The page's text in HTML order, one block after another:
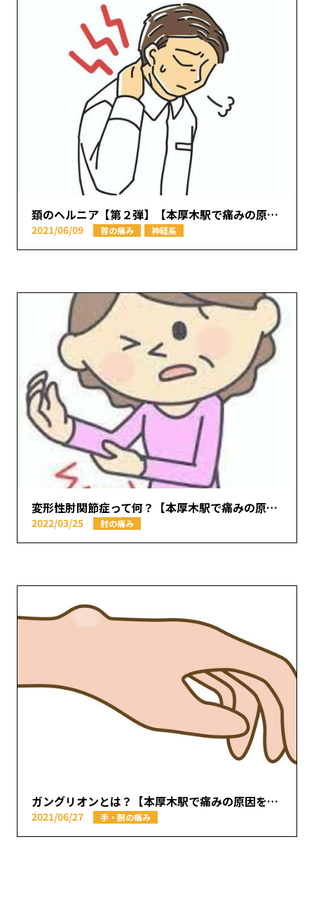
頚のヘルニア【第２弾】【本厚木駅で痛みの原因を取り除く あかつき整骨院】
2021/06/09 首の痛み 神経系
変形性肘関節症って何？【本厚木駅で痛みの原因を取り除く あかつき整骨院】
2022/03/25 肘の痛み
ガングリオンとは？【本厚木駅で痛みの原因を取り除く あかつき整骨院】
2021/06/27 手・腕の痛み